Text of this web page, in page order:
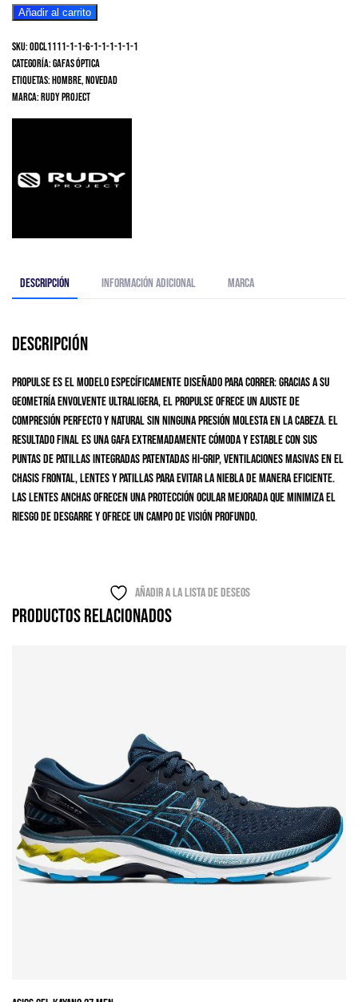
Gafas
Project
PROPULSE
Compartir
RP
Orange
Añadir al carrito
SKU:ODCL1111-1-1-6-1-1-1-1-1-1
Categoría:Gafas Óptica
Etiquetas:Hombre,Novedad
Marca:Rudy Project
Descripción Información adicional Marca
Descripción
Propulse es el modelo específicamente diseñado para correr: gracias a su
geometría envolvente ultraligera, el Propulse ofrece un ajuste de
compresión perfecto y natural sin ninguna presión molesta en la cabeza. El
resultado final es una gafa extremadamente cómoda y estable con sus
puntas de patillas integradas patentadas Hi-Grip, ventilaciones masivas en el
chasis frontal, lentes y patillas para evitar la niebla de manera eficiente.
Las lentes anchas ofrecen una protección ocular mejorada que minimiza el
riesgo de desgarre y ofrece un campo de visión profundo.
Añadir a la lista de deseos
Productos relacionados